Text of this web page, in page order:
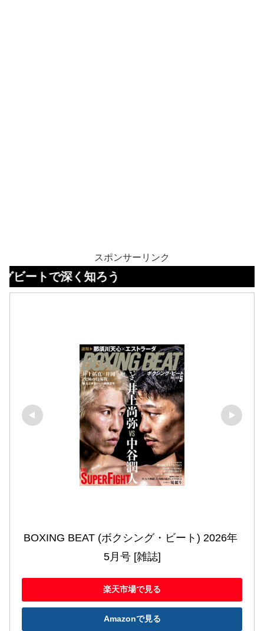
スポンサーリンク
深く知ろう
BOXING BEAT (ボクシング・ビート) 2026年
5月号 [雑誌]
楽天市場で見る
Amazonで見る